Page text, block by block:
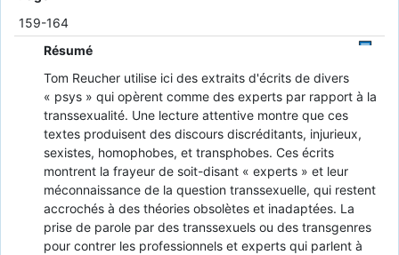
159-164
Résumé
Tom Reucher utilise ici des extraits d'écrits de divers
« psys » qui opèrent comme des experts par rapport à la
transsexualité. Une lecture attentive montre que ces
textes produisent des discours discréditants, injurieux,
sexistes, homophobes, et transphobes. Ces écrits
montrent la frayeur de soit-disant « experts » et leur
méconnaissance de la question transsexuelle, qui restent
accrochés à des théories obsolètes et inadaptées. La
prise de parole par des transsexuels ou des transgenres
pour contrer les professionnels et experts qui parlent à